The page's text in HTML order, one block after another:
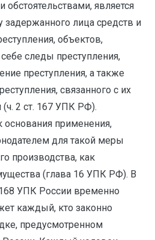
является
задержанного лица средств и
объектов,
следы преступления,
преступления, а также
связанного с их
2 ст. 167 УПК РФ).
основания применения,
для такой меры
производства, как
(глава 16 УПК РФ). В
168 УПК России временно
каждый, кто законно
предусмотренном